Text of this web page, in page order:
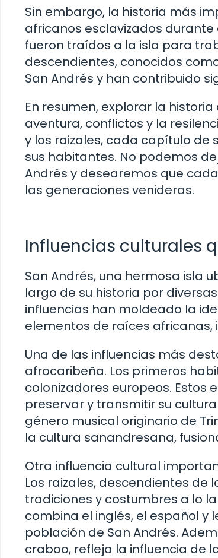
Sin embargo, la historia más
africanos esclavizados
fueron traídos a la isla para
descendientes, conocidos
San Andrés y han contribuido
En resumen, explorar la
aventura, conflictos y la
y los raizales, cada capítulo de
sus habitantes. No podemos
Andrés y desearemos que
las generaciones venideras.
Influencias culturales
San Andrés, una hermosa isla
largo de su historia por
influencias han moldeado la
elementos de raíces africanas,
Una de las influencias más
afrocaribeña. Los primeros
colonizadores europeos. Estos
preservar y transmitir su
género musical originario de
la cultura sanandresana,
Otra influencia cultural
Los raizales, descendientes de
tradiciones y costumbres a lo
combina el inglés, el español
población de San Andrés.
craboo, refleja la influencia de